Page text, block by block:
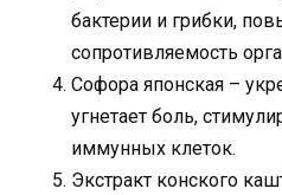
бактерии и грибки,
сопротивляемость
Софора японская –
угнетает боль,
иммунных клеток.
Экстракт конского